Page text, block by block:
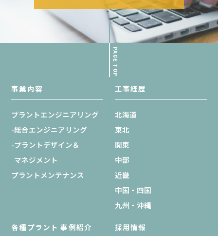
PAGE TOP
事業内容
プラントエンジニアリング
-総合エンジニアリング
-プラントデザイン＆
マネジメント
プラントメンテナンス
工事経歴
北海道
東北
関東
中部
近畿
中国・四国
九州・沖縄
各種プラント 事例紹介 採用情報